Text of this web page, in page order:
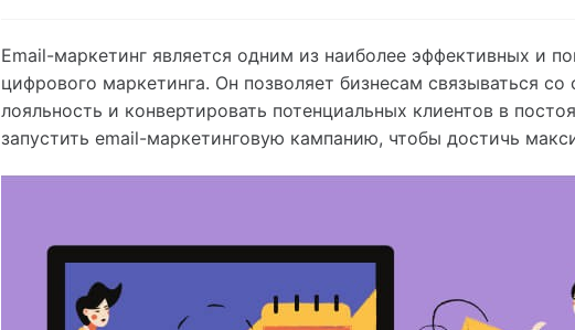
Email-маркетинг является одним из наиболее эффективных и
цифрового маркетинга. Он позволяет бизнесам связываться со
лояльность и конвертировать потенциальных клиентов в
запустить email-маркетинговую кампанию, чтобы достичь